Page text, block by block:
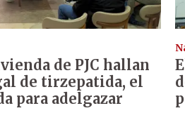
de PJC hallan
de tirzepatida, el
para adelgazar